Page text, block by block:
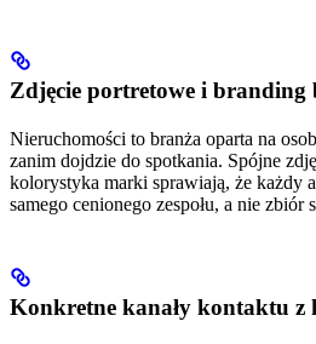
Zdjęcie portretowe i branding
Nieruchomości to branża oparta na
zanim dojdzie do spotkania. Spójne
kolorystyka marki sprawiają, że każdy
samego cenionego zespołu, a nie
Konkretne kanały kontaktu z